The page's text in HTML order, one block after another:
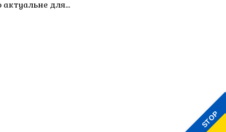
STOP
актуальне для…